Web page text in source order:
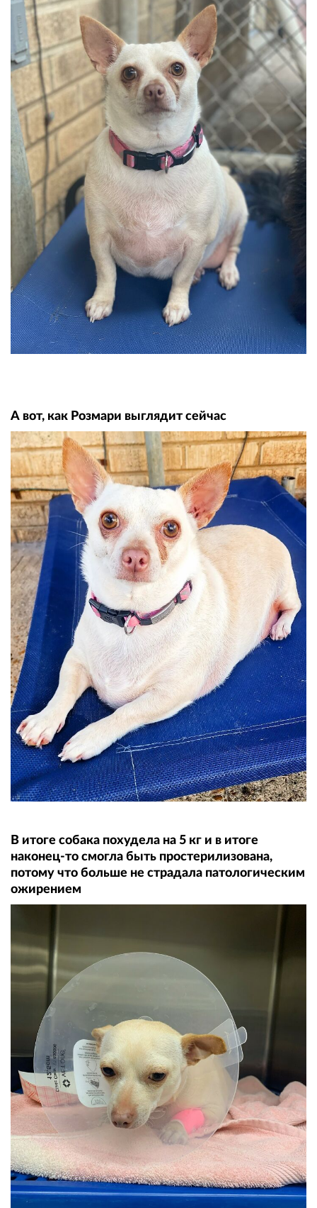
А вот, как Розмари выглядит сейчас
В итоге собака похудела на 5 кг и в итоге
наконец-то смогла быть простерилизована,
потому что больше не страдала патологическим
ожирением